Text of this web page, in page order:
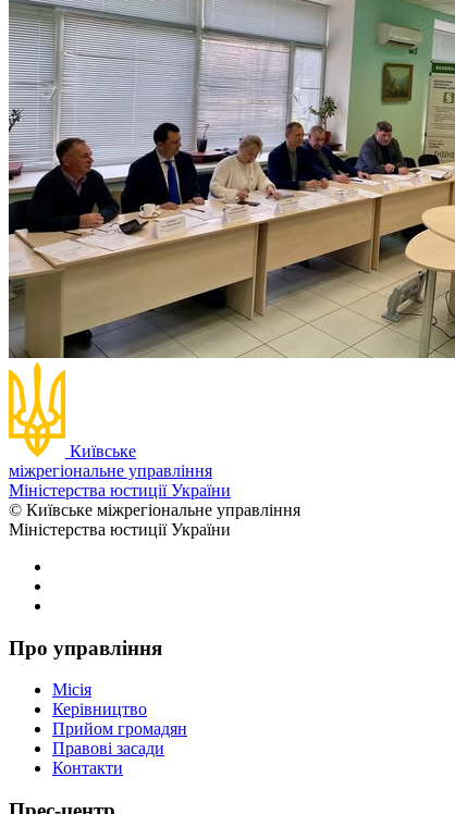
Київське
міжрегіональне управління
Міністерства юстиції України
© Київське міжрегіональне управління
Міністерства юстиції України
Про управління
Місія
Керівництво
Прийом громадян
Правові засади
Контакти